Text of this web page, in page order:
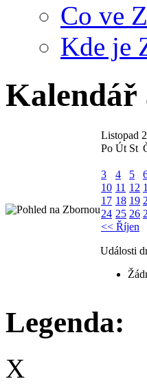
Co ve
Kde je
Kalendář
Listopad
Po Út St
3
4 5
10 11 12
17 18 19
24 25 26
<< Říjen
Události
Legenda:
X